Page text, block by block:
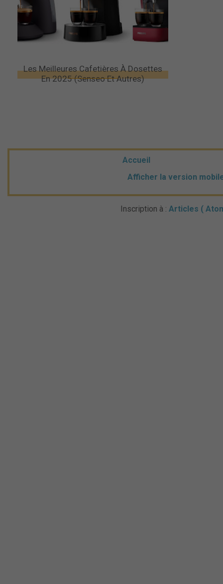
Les Meilleures Cafetières À Dosettes
En 2025 (Senseo Et Autres)
Accueil
Afficher la version
Inscription à :Articles (